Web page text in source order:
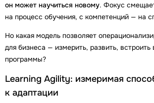
он может научиться новому. Фокус
на процесс обучения, с компетенций — на
Но какая модель позволяет
для бизнеса — измерить, развить,
программы?
Learning Agility: измеримая
к адаптации